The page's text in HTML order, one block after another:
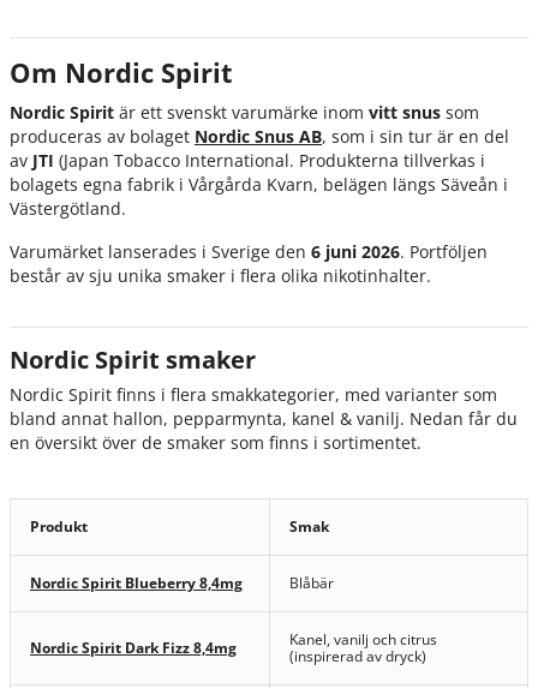
Om Nordic Spirit
Nordic Spirit är ett svenskt varumärke inom vitt snus som
produceras av bolaget Nordic Snus AB, som i sin tur är en del
av JTI (Japan Tobacco International. Produkterna tillverkas i
bolagets egna fabrik i Vårgårda Kvarn, belägen längs Säveån i
Västergötland.
Varumärket lanserades i Sverige den 6 juni 2026. Portföljen
består av sju unika smaker i flera olika nikotinhalter.
Nordic Spirit smaker
Nordic Spirit finns i flera smakkategorier, med varianter som
bland annat hallon, pepparmynta, kanel & vanilj. Nedan får du
en översikt över de smaker som finns i sortimentet.
Produkt Smak
Nordic Spirit Blueberry 8,4mg Blåbär
Nordic Spirit Dark Fizz 8,4mg
Kanel, vanilj och citrus
(inspirerad av dryck)